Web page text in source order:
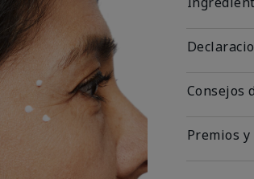
Consejos
Premios